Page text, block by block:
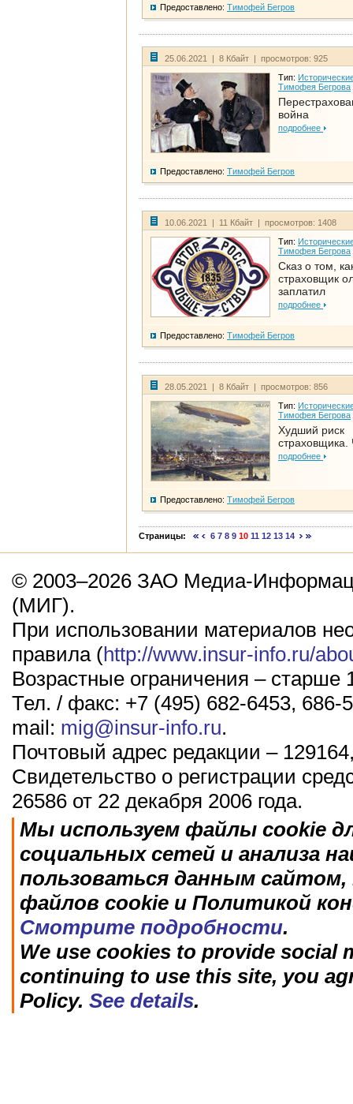
Предоставлено: Тимофей Бегров
25.06.2021 | 8 Кбайт | просмотров: 925
Тип:
Тимофея Бегрова
война
подробнее
Предоставлено: Тимофей Бегров
10.06.2021 | 11 Кбайт | просмотров: 1408
Тип:
Тимофея Бегрова
Сказ о том,
страховщик
заплатил
подробнее
Предоставлено: Тимофей Бегров
28.05.2021 | 8 Кбайт | просмотров: 856
Тип:
Тимофея Бегрова
Худший риск
страховщика.
подробнее
Предоставлено: Тимофей Бегров
Страницы: 6 7 8 9 10 11 12 13 14
© 2003–2026 ЗАО Медиа-
(МИГ).
При использовании материалов
правила (http://www.insur-info.ru/
Возрастные ограничения – старше
Тел. / факс: +7 (495) 682-6453, 686-
mail: mig@insur-info.ru.
Почтовый адрес редакции –
Свидетельство о регистрации
26586 от 22 декабря 2006 года.
Мы используем файлы cookie
социальных сетей и анализа
пользоваться данным
файлов cookie и Политикой
Смотрите подробности.
We use cookies to provide social
continuing to use this site, you
Policy. See details.